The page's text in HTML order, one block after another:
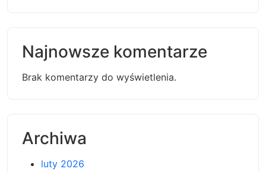
Najnowsze komentarze
Brak komentarzy do wyświetlenia.
Archiwa
luty 2026